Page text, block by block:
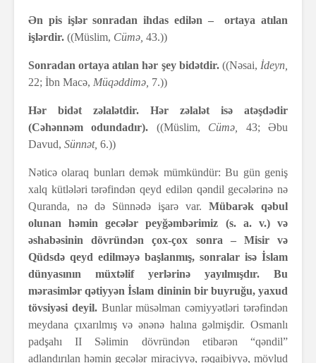
Ən pis işlər sonradan ihdas edilən – ortaya atılan
işlərdir. ((Müslim, Cümə, 43.))
Sonradan ortaya atılan hər şey bidətdir.((Nəsai, İdeyn,
22; İbn Macə, Müqəddimə, 7.))
Hər bidət zəlalətdir. Hər zəlalət isə atəşdədir
(Cəhənnəm odundadır). ((Müslim, Cümə, 43; Əbu
Davud, Sünnət, 6.))
Nəticə olaraq bunları demək mümkündür: Bu gün geniş
xalq kütlələri tərəfindən qeyd edilən qəndil gecələrinə nə
Quranda, nə də Sünnədə işarə var. Mübarək qəbul
olunan həmin gecələr peyğəmbərimiz (s. a. v.) və
əshabəsinin dövründən çox-çox sonra – Misir və
Qüdsdə qeyd edilməyə başlanmış, sonralar isə İslam
dünyasının müxtəlif yerlərinə yayılmışdır. Bu
mərasimlər qətiyyən İslam dininin bir buyruğu, yaxud
tövsiyəsi deyil. Bunlar müsəlman cəmiyyətləri tərəfindən
meydana çıxarılmış və ənənə halına gəlmişdir. Osmanlı
padşahı II Səlimin dövründən etibarən “qəndil”
adlandırılan həmin gecələr miraciyyə, rəqaibiyyə, mövlud